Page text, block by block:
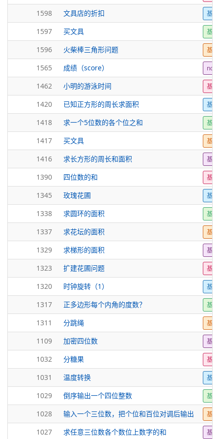
1598 文具店的折扣 基
1597 买文具 基
1596 火柴棒三角形问题 基
1565 成绩（score） noip
1462 小明的游泳时间 基
1420 已知正方形的周长求面积 基
1418 求一个5位数的各个位之和 基
1417 买文具 基
1416 求长方形的周长和面积 基
1390 四位数的和 基
1345 玫瑰花圃 基
1338 求圆环的面积 基
1337 求花坛的面积 基
1329 求梯形的面积 基
1323 扩建花圃问题 基
1320 时钟旋转（1） 基
1317 正多边形每个内角的度数？ 基
1311 分跳绳 基
1109 加密四位数 基
1032 分糖果 基
1031 温度转换 基
1029 倒序输出一个四位整数 基
1028 输入一个三位数，把个位和百位对调后输出 基
1027 求任意三位数各个数位上数字的和 基